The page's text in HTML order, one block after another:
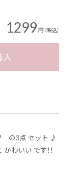
1299円 （税込）
の3点 セット ♪
わいい です！！